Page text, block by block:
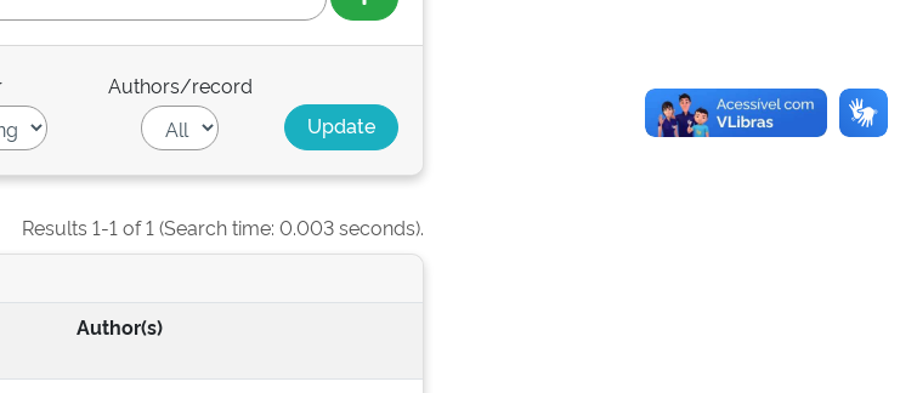
Authors/record
Results 1-1 of 1 (Search time: 0.003 seconds).
Author(s)